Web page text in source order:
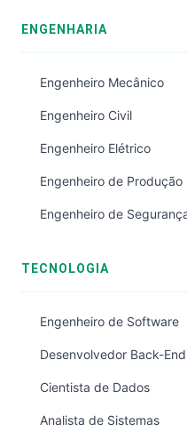
ENGENHARIA
Engenheiro Mecânico
Engenheiro Civil
Engenheiro Elétrico
Engenheiro de Produção
Engenheiro de
TECNOLOGIA
Engenheiro de Software
Desenvolvedor Back-End
Cientista de Dados
Analista de Sistemas